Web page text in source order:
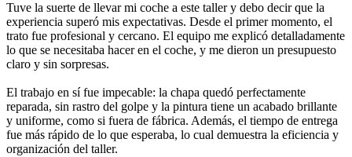
Tuve la suerte de llevar mi coche a este taller y debo decir que la
experiencia superó mis expectativas. Desde el primer momento, el
trato fue profesional y cercano. El equipo me explicó detalladamente
lo que se necesitaba hacer en el coche, y me dieron un presupuesto
claro y sin sorpresas.
El trabajo en sí fue impecable: la chapa quedó perfectamente
reparada, sin rastro del golpe y la pintura tiene un acabado brillante
y uniforme, como si fuera de fábrica. Además, el tiempo de entrega
fue más rápido de lo que esperaba, lo cual demuestra la eficiencia y
organización del taller.